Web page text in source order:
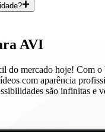
AVI
do mercado hoje! Com
com aparência
são infinitas e